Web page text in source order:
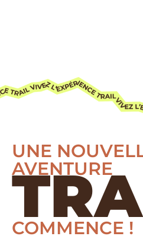
UNE
AVENTURE
COMMENCE !